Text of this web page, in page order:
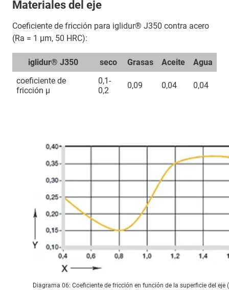
Materiales del eje
Coeficiente de fricción para iglidur® J350 contra acero
(Ra = 1 μm, 50 HRC):
iglidur® J350 seco Grasas Aceite
Agua
coeficiente de
fricción μ
0,1-
0,2
0,09 0,04 0,04
Diagrama 06: Coeficiente de fricción en función de la superficie del eje